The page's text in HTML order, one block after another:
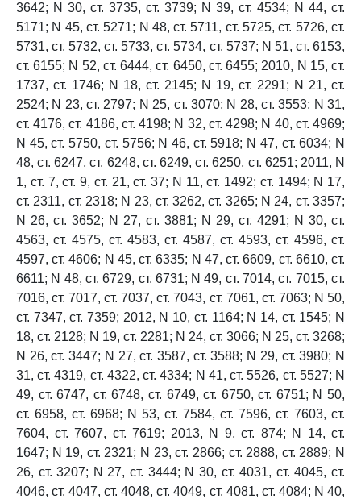
3642; N 30, ст. 3735, ст. 3739; N 39, ст. 4534; N 44, ст.
5171; N 45, ст. 5271; N 48, ст. 5711, ст. 5725, ст. 5726, ст.
5731, ст. 5732, ст. 5733, ст. 5734, ст. 5737; N 51, ст. 6153,
ст. 6155; N 52, ст. 6444, ст. 6450, ст. 6455; 2010, N 15, ст.
1737, ст. 1746; N 18, ст. 2145; N 19, ст. 2291; N 21, ст.
2524; N 23, ст. 2797; N 25, ст. 3070; N 28, ст. 3553; N 31,
ст. 4176, ст. 4186, ст. 4198; N 32, ст. 4298; N 40, ст. 4969;
N 45, ст. 5750, ст. 5756; N 46, ст. 5918; N 47, ст. 6034; N
48, ст. 6247, ст. 6248, ст. 6249, ст. 6250, ст. 6251; 2011, N
1, ст. 7, ст. 9, ст. 21, ст. 37; N 11, ст. 1492; ст. 1494; N 17,
ст. 2311, ст. 2318; N 23, ст. 3262, ст. 3265; N 24, ст. 3357;
N 26, ст. 3652; N 27, ст. 3881; N 29, ст. 4291; N 30, ст.
4563, ст. 4575, ст. 4583, ст. 4587, ст. 4593, ст. 4596, ст.
4597, ст. 4606; N 45, ст. 6335; N 47, ст. 6609, ст. 6610, ст.
6611; N 48, ст. 6729, ст. 6731; N 49, ст. 7014, ст. 7015, ст.
7016, ст. 7017, ст. 7037, ст. 7043, ст. 7061, ст. 7063; N 50,
ст. 7347, ст. 7359; 2012, N 10, ст. 1164; N 14, ст. 1545; N
18, ст. 2128; N 19, ст. 2281; N 24, ст. 3066; N 25, ст. 3268;
N 26, ст. 3447; N 27, ст. 3587, ст. 3588; N 29, ст. 3980; N
31, ст. 4319, ст. 4322, ст. 4334; N 41, ст. 5526, ст. 5527; N
49, ст. 6747, ст. 6748, ст. 6749, ст. 6750, ст. 6751; N 50,
ст. 6958, ст. 6968; N 53, ст. 7584, ст. 7596, ст. 7603, ст.
7604, ст. 7607, ст. 7619; 2013, N 9, ст. 874; N 14, ст.
1647; N 19, ст. 2321; N 23, ст. 2866; ст. 2888, ст. 2889; N
26, ст. 3207; N 27, ст. 3444; N 30, ст. 4031, ст. 4045, ст.
4046, ст. 4047, ст. 4048, ст. 4049, ст. 4081, ст. 4084; N 40,